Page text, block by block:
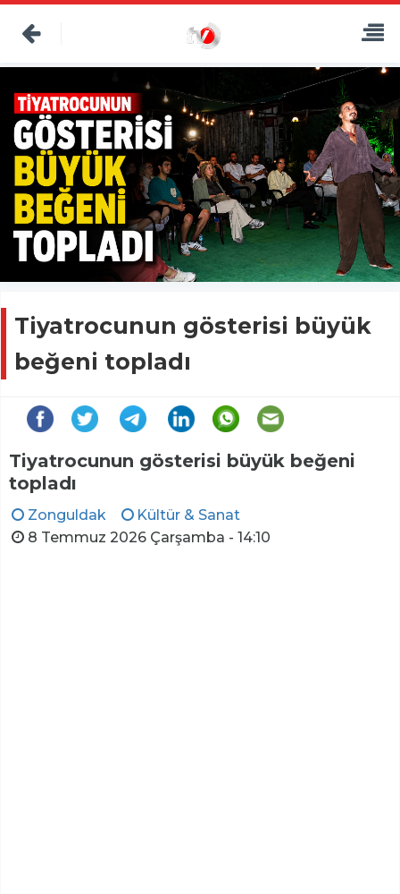
Tiyatrocunun gösterisi büyük
beğeni topladı
Tiyatrocunun gösterisi büyük beğeni
topladı
Zonguldak
Kültür & Sanat
8 Temmuz 2026 Çarşamba - 14:10